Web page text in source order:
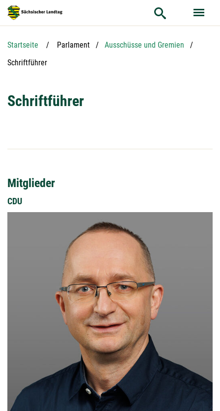
Hauptnavigation
Hauptinhalt
Service
Startseite Parlament
Ausschüsse und Gremien
Aktuelle Seite:
Schriftführer
Schriftführer
Mitglieder
CDU